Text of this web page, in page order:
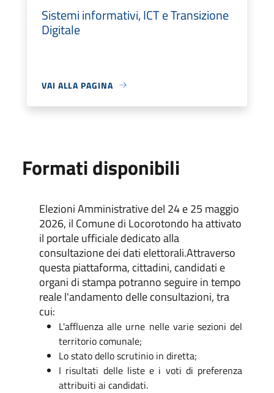
Sistemi informativi, ICT e Transizione
Digitale
VAI ALLA PAGINA
Formati disponibili
Elezioni Amministrative del 24 e 25 maggio
2026, il Comune di Locorotondo ha attivato
il portale ufficiale dedicato alla
consultazione dei dati elettorali.Attraverso
questa piattaforma, cittadini, candidati e
organi di stampa potranno seguire in tempo
reale l'andamento delle consultazioni, tra
cui:
L'affluenza alle urne nelle varie sezioni del
territorio comunale;
Lo stato dello scrutinio in diretta;
I risultati delle liste e i voti di preferenza
attribuiti ai candidati.